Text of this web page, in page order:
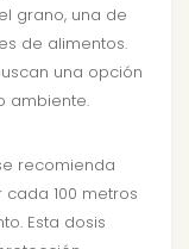
grano, una de
de alimentos.
una opción
ambiente.
recomienda
100 metros
Esta dosis